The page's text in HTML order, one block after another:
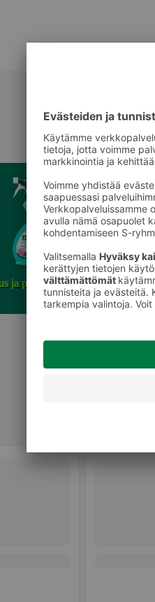
ja puhdistusaineet